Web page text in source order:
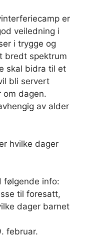
er
veiledning i
i trygge og
bredt spektrum
skal bidra til et
bli servert
om dagen.
av alder
hvilke dager
følgende info:
til foresatt,
dager barnet
februar.